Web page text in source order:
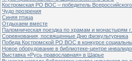
Костромская РО ВОС – победитель
Чудо прозрения
Синяя птица
Отдыхаем вместе
Паломническая поездка по храмам и монастырям
Соревнования, посвященные Дню физкультурника
Победа Костромской РО ВОС в конкурсе
Новое оборудование в библиотеке-центре
Выставка «Русь православная» в Шарье